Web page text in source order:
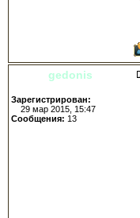
gedonis
Зарегистрирован:
29 мар 2015, 15:47
Сообщения: 13